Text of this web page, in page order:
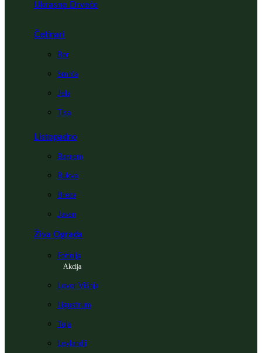
Ukrasno Drveće
Četinari
Bor
Smrča
Jela
Tisa
Listopadno
Bagrem
Bukva
Breza
Jasen
Živa Ograda
Fotinija
Akcija
Lovor Višnja
Ligustrum
Tuja
Leylandii